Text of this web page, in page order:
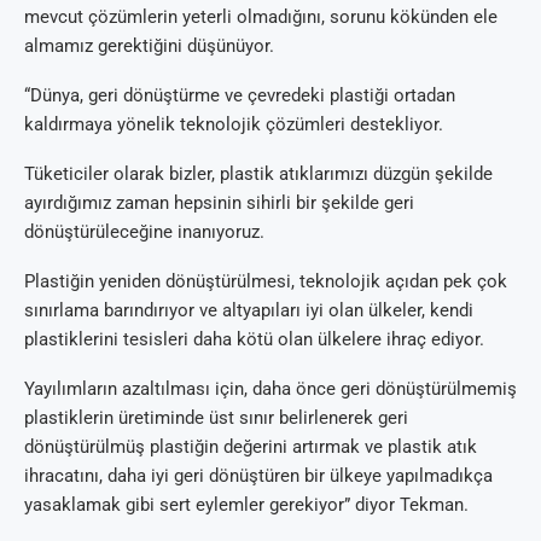
mevcut çözümlerin yeterli olmadığını, sorunu kökünden ele
almamız gerektiğini düşünüyor.
“Dünya, geri dönüştürme ve çevredeki plastiği ortadan
kaldırmaya yönelik teknolojik çözümleri destekliyor.
Tüketiciler olarak bizler, plastik atıklarımızı düzgün şekilde
ayırdığımız zaman hepsinin sihirli bir şekilde geri
dönüştürüleceğine inanıyoruz.
Plastiğin yeniden dönüştürülmesi, teknolojik açıdan pek çok
sınırlama barındırıyor ve altyapıları iyi olan ülkeler, kendi
plastiklerini tesisleri daha kötü olan ülkelere ihraç ediyor.
Yayılımların azaltılması için, daha önce geri dönüştürülmemiş
plastiklerin üretiminde üst sınır belirlenerek geri
dönüştürülmüş plastiğin değerini artırmak ve plastik atık
ihracatını, daha iyi geri dönüştüren bir ülkeye yapılmadıkça
yasaklamak gibi sert eylemler gerekiyor” diyor Tekman.